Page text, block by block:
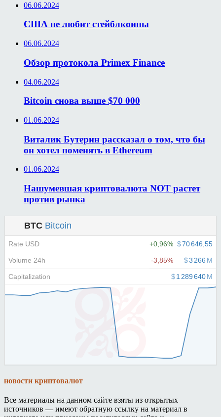
06.06.2024
США не любит стейблкоины
06.06.2024
Обзор протокола Primex Finance
04.06.2024
Bitcoin снова выше $70 000
01.06.2024
Виталик Бутерин рассказал о том, что бы
он хотел поменять в Ethereum
01.06.2024
Нашумевшая криптовалюта NOT растет
против рынка
новости криптовалют
Все материалы на данном сайте взяты из открытых
источников — имеют обратную ссылку на материал в